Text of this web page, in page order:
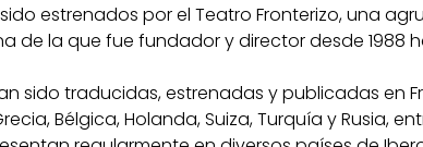
estrenados por el Teatro Fronterizo, una
de la que fue fundador y director desde 1988
sido traducidas, estrenadas y publicadas en
Bélgica, Holanda, Suiza, Turquía y Rusia,